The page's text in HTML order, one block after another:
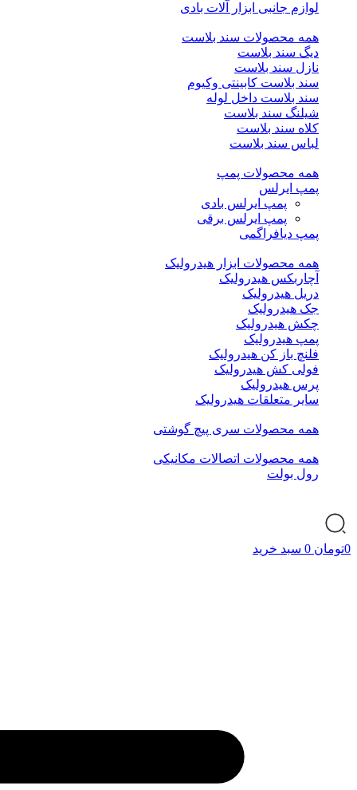
لوازم جانبی ابزار آلات بادی
همه محصولات سند بلاست
دیگ سند بلاست
نازل سند بلاست
سند بلاست کابینتی وکیوم
سند بلاست داخل لوله
شیلنگ سند بلاست
کلاه سند بلاست
لباس سند بلاست
همه محصولات پمپ
پمپ ایرلس
پمپ ایرلس بادی
پمپ ایرلس برقی
پمپ دیافراگمی
همه محصولات ابزار هیدرولیک
آچاربکس هیدرولیک
دریل هیدرولیک
جک هیدرولیک
چکش هیدرولیک
پمپ هیدرولیک
فلنچ باز کن هیدرولیک
فولی کش هیدرولیک
پرس هیدرولیک
سایر متعلقات هیدرولیک
همه محصولات سری پیچ گوشتی
همه محصولات اتصالات مکانیکی
رول بولت
0تومان 0 سبد خرید